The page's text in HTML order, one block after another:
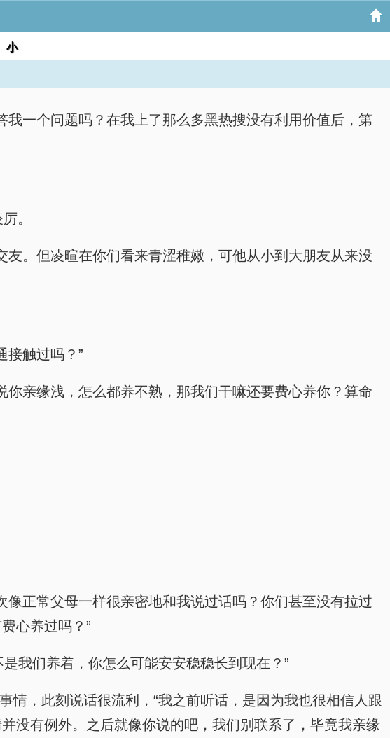
小
一个问题吗？在我上了那么多黑热搜没有利用价值后，第
。
。但凌暄在你们看来青涩稚嫩，可他从小到大朋友从来没
接触过吗？”
亲缘浅，怎么都养不熟，那我们干嘛还要费心养你？算命
正常父母一样很亲密地和我说过话吗？你们甚至没有拉过
心养过吗？”
我们养着，你怎么可能安安稳稳长到现在？”
情，此刻说话很流利，“我之前听话，是因为我也很相信人跟
没有例外。之后就像你说的吧，我们别联系了，毕竟我亲缘